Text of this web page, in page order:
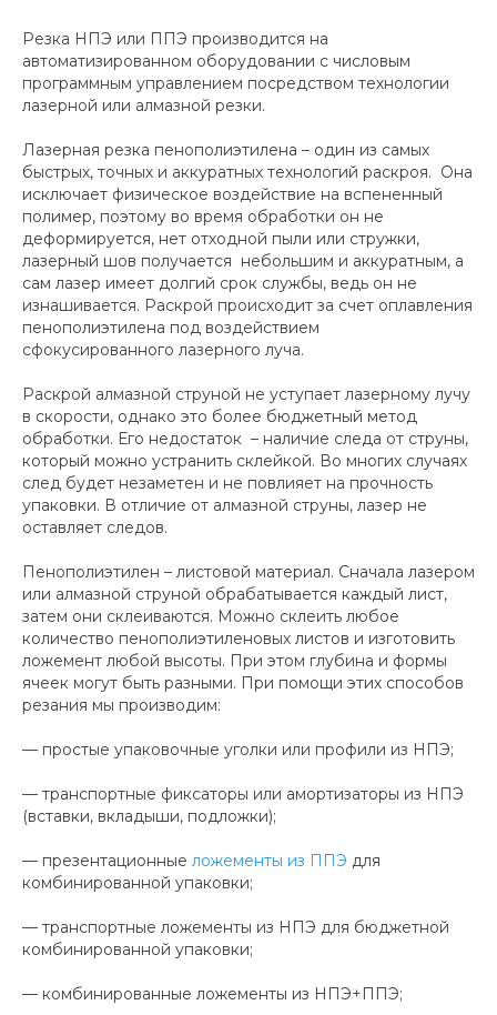
Резка НПЭ или ППЭ производится на
автоматизированном оборудовании с числовым
программным управлением посредством технологии
лазерной или алмазной резки.
Лазерная резка пенополиэтилена – один из самых
быстрых, точных и аккуратных технологий раскроя. Она
исключает физическое воздействие на вспененный
полимер, поэтому во время обработки он не
деформируется, нет отходной пыли или стружки,
лазерный шов получается небольшим и аккуратным, а
сам лазер имеет долгий срок службы, ведь он не
изнашивается. Раскрой происходит за счет оплавления
пенополиэтилена под воздействием
сфокусированного лазерного луча.
Раскрой алмазной струной не уступает лазерному лучу
в скорости, однако это более бюджетный метод
обработки. Его недостаток – наличие следа от струны,
который можно устранить склейкой. Во многих случаях
след будет незаметен и не повлияет на прочность
упаковки. В отличие от алмазной струны, лазер не
оставляет следов.
Пенополиэтилен – листовой материал. Сначала лазером
или алмазной струной обрабатывается каждый лист,
затем они склеиваются. Можно склеить любое
количество пенополиэтиленовых листов и изготовить
ложемент любой высоты. При этом глубина и формы
ячеек могут быть разными. При помощи этих способов
резания мы производим:
— простые упаковочные уголки или профили из НПЭ;
— транспортные фиксаторы или амортизаторы из НПЭ
(вставки, вкладыши, подложки);
— презентационные ложементы из ППЭ для
комбинированной упаковки;
— транспортные ложементы из НПЭ для бюджетной
комбинированной упаковки;
— комбинированные ложементы из НПЭ+ППЭ;